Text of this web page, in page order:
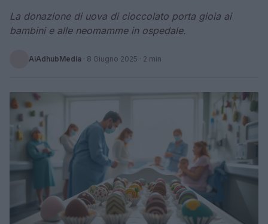
La donazione di uova di cioccolato porta gioia ai
bambini e alle neomamme in ospedale.
AiAdhubMedia · 8 Giugno 2025 · 2 min